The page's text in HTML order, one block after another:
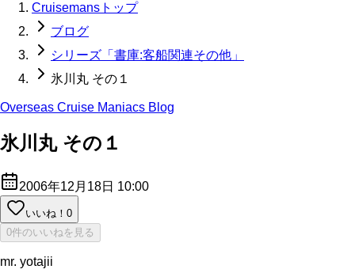
Cruisemansトップ
ブログ
シリーズ「書庫:客船関連その他」
氷川丸 その１
Overseas Cruise Maniacs Blog
氷川丸 その１
2006年12月18日 10:00
いいね！ 0
0件のいいねを見る
mr. yotajii